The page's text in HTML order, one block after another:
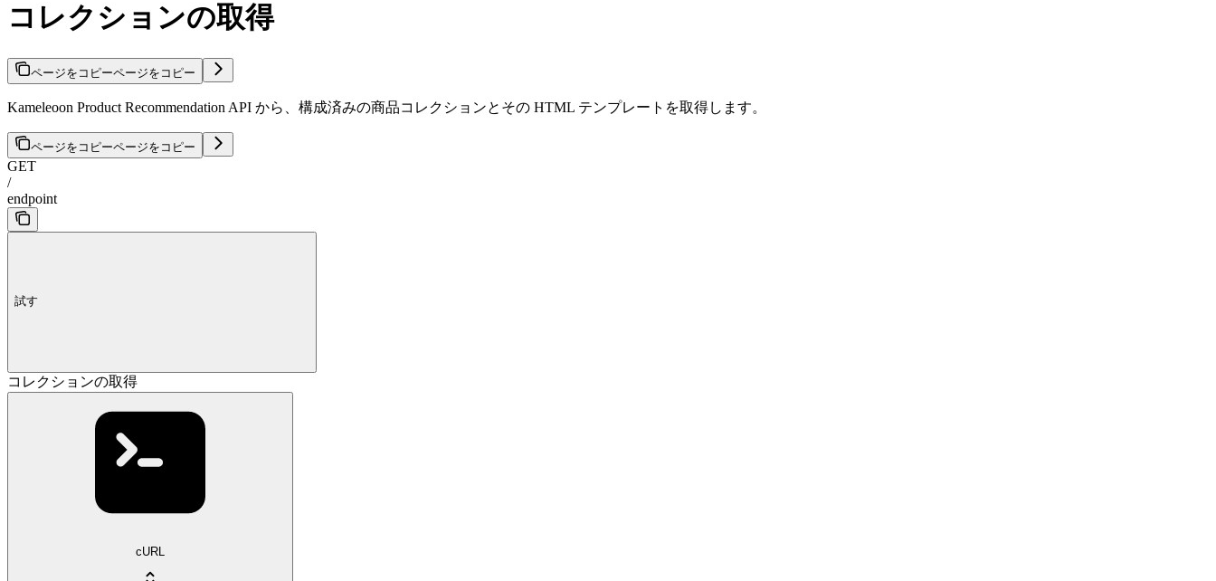
コレクションの取得
ページをコピーページをコピー
Kameleoon Product Recommendation API から、構成済みの商品コレクションとその HTML テンプレートを取得します。
ページをコピーページをコピー
GET
/
endpoint
試す
コレクションの取得
cURL